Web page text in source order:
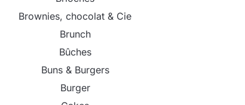
Brownies, chocolat & Cie
Brunch
Bûches
Buns & Burgers
Burger